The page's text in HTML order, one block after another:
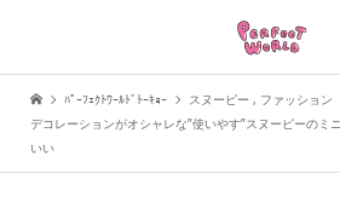
ﾊﾟｰﾌｪｸﾄﾜｰﾙﾄﾞﾄｰｷｮｰ スヌーピー , ファッション
デコレーションがオシャレな”使いやす”スヌーピーのミ
いい